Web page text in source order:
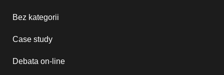
Bez kategorii
Case study
Debata on-line